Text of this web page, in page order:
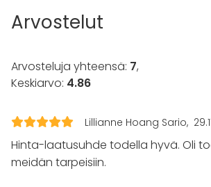
Keittiö asiakkaan käytössä
Pyyhkeet
Astiasto
Juhlat
Häät
Saunailta
Arvostelut
Arvosteluja yhteensä: 7,
Keskiarvo: 4.86
Lillianne Hoang Sario
Hinta-laatusuhde todella hyvä. Oli
meidän tarpeisiin.